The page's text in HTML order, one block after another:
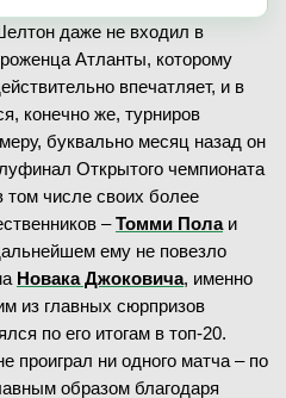
даже не входил в
Атланты, которому
впечатляет, и в
конечно же, турниров
буквально месяц назад он
Открытого чемпионата
числе своих более
–Томми Полаи
ему не повезло
Новака Джоковича, именно
из главных сюрпризов
по его итогам в топ-20.
проиграл ни одного матча – по
образом благодаря